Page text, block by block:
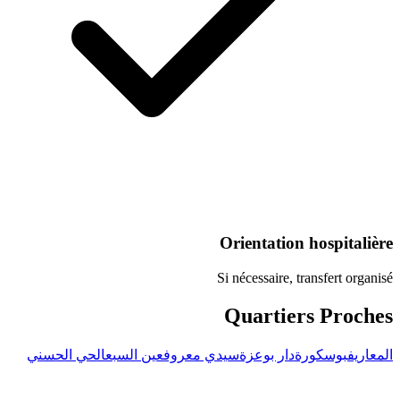
Si nécessaire,
دار بوعزةسيدي معروفعين السبع الحي الحسني